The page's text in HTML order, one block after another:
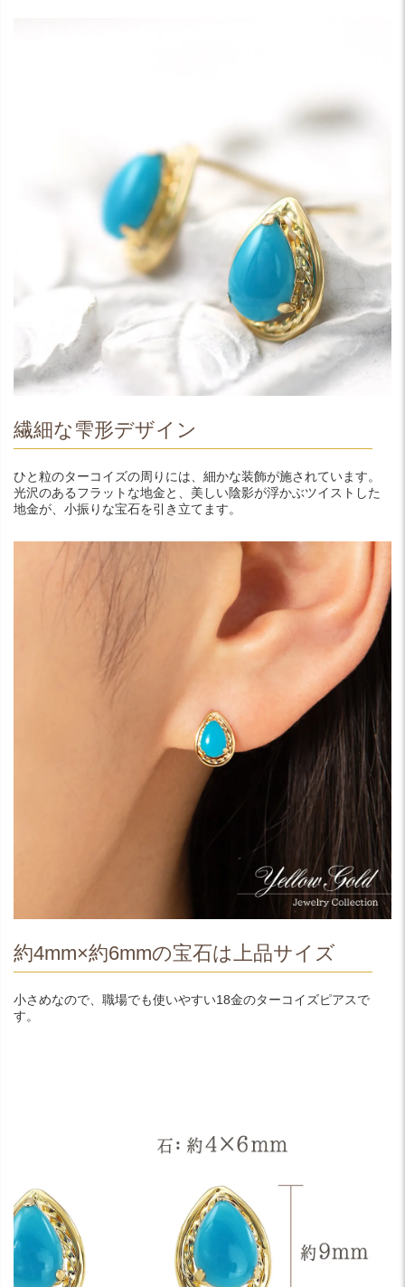
繊細な雫形デザイン
ひと粒のターコイズの周りには、細かな装飾が施されています。
光沢のあるフラットな地金と、美しい陰影が浮かぶツイストした
地金が、小振りな宝石を引き立てます。
約4mm×約6mmの宝石は上品サイズ
小さめなので、職場でも使いやすい18金のターコイズピアスで
す。